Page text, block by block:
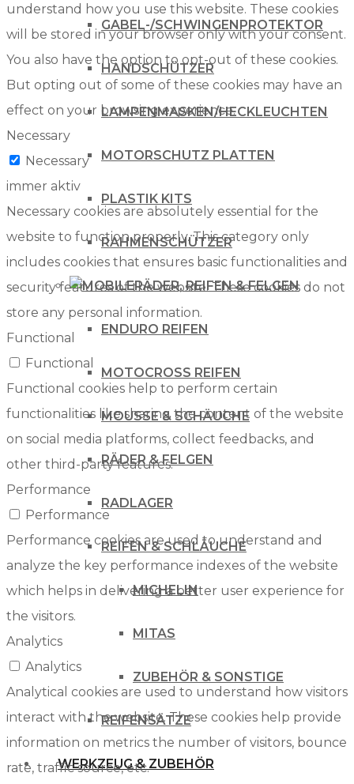
GABEL-/SCHWINGENPROTEKTOR
HANDSCHÜTZER
LAMPENMASKEN/HECKLEUCHTEN
MOTORSCHUTZ PLATTEN
PLASTIK KITS
RAHMENSCHÜTZER
RÄDER, REIFEN & FELGEN
ENDURO REIFEN
MOTOCROSS REIFEN
MOUSSE & SCHÄUCHE
RÄDER & FELGEN
RADLAGER
REIFEN & SCHLÄUCHE
MICHELIN
MITAS
ZUBEHÖR & SONSTIGE
REIFENSÄTZE
WERKZEUG & ZUBEHÖR
understand how you use this website. These cookies
will be stored in your browser only with your consent.
You also have the option to opt-out of these cookies.
But opting out of some of these cookies may have an
effect on your browsing experience.
Necessary
Necessary
immer aktiv
Necessary cookies are absolutely essential for the
website to function properly. This category only
includes cookies that ensures basic functionalities and
security features of the website. These cookies do not
store any personal information.
Functional
Functional
Functional cookies help to perform certain
functionalities like sharing the content of the website
on social media platforms, collect feedbacks, and
other third-party features.
Performance
Performance
Performance cookies are used to understand and
analyze the key performance indexes of the website
which helps in delivering a better user experience for
the visitors.
Analytics
Analytics
Analytical cookies are used to understand how visitors
interact with the website. These cookies help provide
information on metrics the number of visitors, bounce
rate, traffic source, etc.